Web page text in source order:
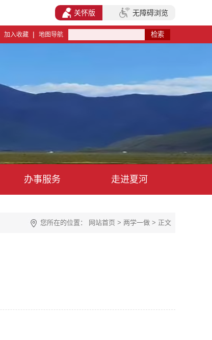
加入收藏 | 地图导航
办事服务 走进夏河
您所在的位置： 网站首页 > 两学一做 > 正文
关怀版 无障碍浏览